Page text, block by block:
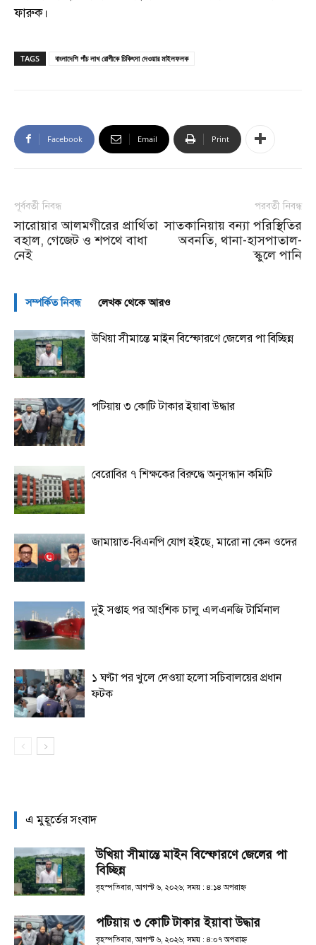
ফারুক।
TAGS বাংলাদেশি পাঁচ লাখ রোগীকে চিকিৎসা দেওয়ার মাইলফলক
Facebook Email Print
পূর্ববর্তী নিবন্ধ
সারোয়ার আলমগীরের প্রার্থিতা
বহাল, গেজেট ও শপথে বাধা
নেই
পরবর্তী নিবন্ধ
সাতকানিয়ায় বন্যা পরিস্থিতির
অবনতি, থানা-হাসপাতাল-
স্কুলে পানি
সম্পর্কিত নিবন্ধ লেখক থেকে আরও
উখিয়া সীমান্তে মাইন বিস্ফোরণে জেলের পা বিচ্ছিন্ন
পটিয়ায় ৩ কোটি টাকার ইয়াবা উদ্ধার
বেরোবির ৭ শিক্ষকের বিরুদ্ধে অনুসন্ধান কমিটি
জামায়াত-বিএনপি যোগ হইছে, মারো না কেন ওদের
দুই সপ্তাহ পর আংশিক চালু এলএনজি টার্মিনাল
১ ঘণ্টা পর খুলে দেওয়া হলো সচিবালয়ের প্রধান
ফটক
এ মুহূর্তের সংবাদ
উখিয়া সীমান্তে মাইন বিস্ফোরণে জেলের পা
বিচ্ছিন্ন
বৃহস্পতিবার, আগস্ট ৬, ২০২৬; সময় : ৪:১৪ অপরাহ্ণ
পটিয়ায় ৩ কোটি টাকার ইয়াবা উদ্ধার
বৃহস্পতিবার, আগস্ট ৬, ২০২৬; সময় : ৪:০৭ অপরাহ্ণ